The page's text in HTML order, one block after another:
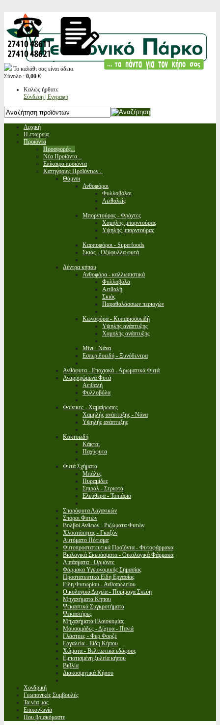
Το καλάθι σας είναι άδειο.
Σύνολο : 0,00 €
Καλώς ήρθατε
Σύνδεση | Εγγραφή
Αρχική
Η εταιρεία
Προϊόντα
Προσφορές...
Νέα Προϊόντα...
Επίκαιρα προϊόντα
Κατηγορίες Προϊόντων...
Θάμνοι
Ανθοφόροι
Φυλλοβόλοι
Αειθαλείς
Μπορντούρας - Φράχτες
Χαμηλής μπορντούρας
Υψηλής μπορντούρας
Καρποφόροι - Superfoods
Σκιάς - Οξύφυλλα φυτά
Δέντρα κήπου
Ανθοφόρα - καλλωπιστικά
Φυλλοβόλα
Αειθαλή
Σκιάς
Παραθαλάσσιων περιοχών
Κωνοφόρα - Κυπαρισσοειδή
Υψηλής ανάπτυξης
Χαμηλής ανάπτυξης
Μίνι - Νάνα
Εσπεριδοειδή - Ξυνόδεντρα
Ανθόφυτα - Εποχιακά - Αρωματικά Φυτά
Αναρριχώμενα Φυτά
Αειθαλή
Φυλλοβόλα
Φοίνικες - Χαμαίρωπες
Χαμηλής ανάπτυξης - Νάνα
Υψηλής ανάπτυξης
Κακτοειδή
Κάκτοι
Παχύφυτα
Φυτά Σχήματα
Μπάλες
Πυραμίδες
Σπιράλ - Στριφτά
Ελεύθερα - Τοπιάρια
Σπορόφυτα Λαχανικών
Σπόροι Φυτών
Βολβοί Ανθεων - Ριζώματα Φυτών
Χλοοτάπητας - Γκαζόν
Αυτόματο Πότισμα
Φυτοπροστατευτικά Προϊόντα - Φυτοφάρμακα
Βιολογικά Σκευάσματα - Οικολογικά Φάρμακα
Λιπάσματα - Ορμόνες
Φάρμακα Υγειονομικής Σημασίας
Προστατευτικά Είδη Εργασίας
Είδη Φυτωρίου - Ανθοπωλείου
Οικολογικά Δοχεία - Πυρίμαχα Σκεύη
Μηχανήματα Κήπου
Ψεκαστικά Συγκροτήματα
Ψεκαστήρες
Μηχανήματα Ελαιοκομίας
Μουσαμάδες - Δίχτυα - Πανιά
Γλάστρες - Φερ Φορζέ
Εργαλεία - Είδη Κήπου
Χώματα - Βελτιωτικά εδάφους
Εμποτισμένη ξυλεία κήπου
Βιβλία
Διακοσμητικά Κήπου
Χονδρική
Γεωπονικές Συμβουλές
Τα νέα μας
Επικοινωνία
Που βρισκόμαστε